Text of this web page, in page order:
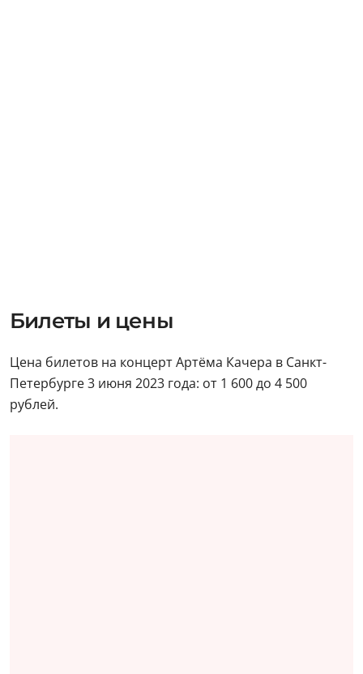
Билеты и цены
Цена билетов на концерт Артёма Качера в Санкт-
Петербурге 3 июня 2023 года: от 1 600 до 4 500
рублей.